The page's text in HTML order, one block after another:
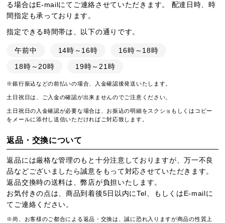
る場合はE-mailにてご連絡させていただきます。 配達日時、時
間指定も承っております。
指定できる時間帯は、以下の通りです。
午前中 14時～16時
16時～18時
18時～20時
19時～21時
※銀行振込などの前払いの場合、入金確認後発送いたします。
土日祝日は、ご入金の確認が出来ませんのでご注意ください。
土日祝日の入金確認が必要な場合は、お振込の明細をスクショもしくはコピー
をメールに添付し送信いただければご対応致します。
返品・交換について
返品には厳格な管理のもと十分注意しておりますが、万一不良
品などございましたら誠意をもって対応させていただきます。
返品交換時の送料は、弊店が負担いたします。
お気付きの点は、商品到着後5日以内にTel、もしくはE-mailに
てご連絡ください。
※尚、お客様のご都合による返品・交換は、誠に恐れ入りますが商品の性質上